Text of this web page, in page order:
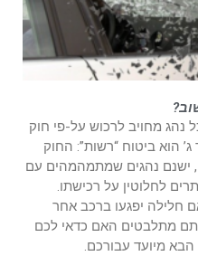
נהג מחויב לרכוש על-פי חוק
הוא ביטוח “רשות”: החוק
ישנם נהגים שמתמהמהים עם
לחלוטין על רכישתו.
חלילה יפגעו ברכב אחר
אתם מתלבטים האם כדאי לכם
מיועד עבורכם.